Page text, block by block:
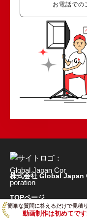
簡単な質問に答えるだけで見積
動画制作は初めてです
お電話での
株式会社 Global
TOPページ
特長